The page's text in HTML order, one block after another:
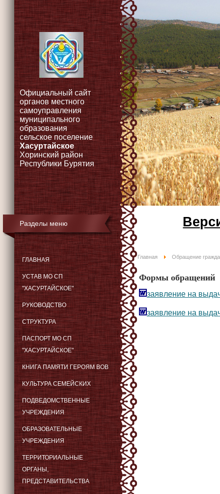
Официальный сайт
органов местного
самоуправления
муниципального
образования
сельское поселение
Хасуртайское
Хоринский район
Республики Бурятия
Разделы меню
ГЛАВНАЯ
УСТАВ МО СП
"ХАСУРТАЙСКОЕ"
РУКОВОДСТВО
СТРУКТУРА
ПАСПОРТ МО СП
"ХАСУРТАЙСКОЕ"
КНИГА ПАМЯТИ ГЕРОЯМ ВОВ
КУЛЬТУРА СЕМЕЙСКИХ
ПОДВЕДОМСТВЕННЫЕ
УЧРЕЖДЕНИЯ
ОБРАЗОВАТЕЛЬНЫЕ
УЧРЕЖДЕНИЯ
ТЕРРИТОРИАЛЬНЫЕ
ОРГАНЫ,
ПРЕДСТАВИТЕЛЬСТВА
Главная Обращение
Формы обращений
заявление на
заявление на